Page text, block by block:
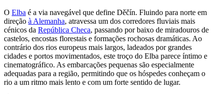
O Elba é a via navegável que define Děčín. Fluindo para norte em
direção à Alemanha, atravessa um dos corredores fluviais mais
cénicos da República Checa, passando por baixo de miradouros de
castelos, encostas florestais e formações rochosas dramáticas. Ao
contrário dos rios europeus mais largos, ladeados por grandes
cidades e portos movimentados, este troço do Elba parece íntimo e
cinematográfico. As embarcações pequenas são especialmente
adequadas para a região, permitindo que os hóspedes conheçam o
rio a um ritmo mais lento e com um forte sentido de lugar.